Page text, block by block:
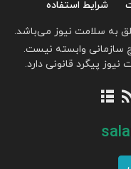
شرایط استفاده
به سلامت نیوز می‌باشد.
سازمانی وابسته نیست.
پیگرد قانونی دارد.